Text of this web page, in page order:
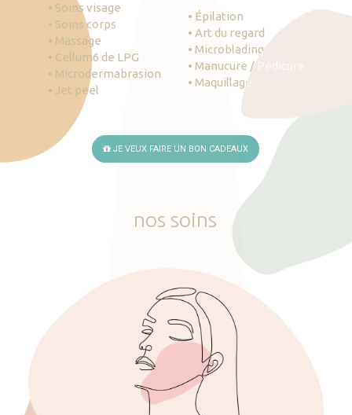
• Soins visage
• Soins corps
• Massage
• Cellum6 de LPG
• Microdermabrasion
• Jet peel
• Épilation
• Art du regard
• Microblading
• Manucure / Pédicure
• Maquillage
JE VEUX FAIRE UN BON CADEAUX
nos soins